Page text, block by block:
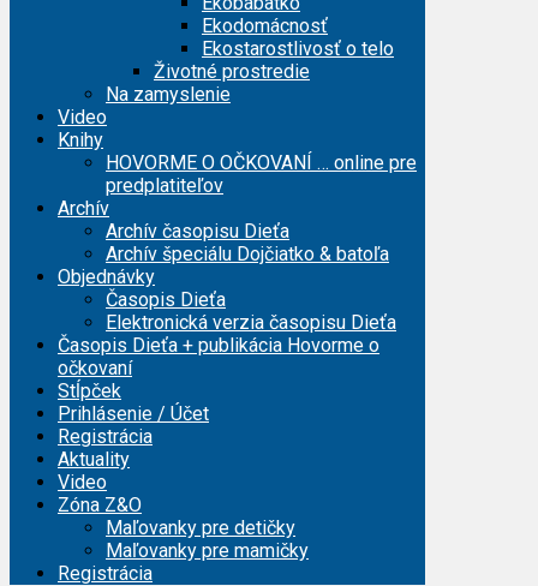
Ekodomácnosť
Ekostarostlivosť o telo
Životné prostredie
Na zamyslenie
Video
Knihy
HOVORME O OČKOVANÍ … online pre
predplatiteľov
Archív
Archív časopisu Dieťa
Archív špeciálu Dojčiatko & batoľa
Objednávky
Časopis Dieťa
Elektronická verzia časopisu Dieťa
Časopis Dieťa + publikácia Hovorme o
očkovaní
Stĺpček
Prihlásenie / Účet
Registrácia
Aktuality
Video
Zóna Z&O
Maľovanky pre detičky
Maľovanky pre mamičky
Registrácia